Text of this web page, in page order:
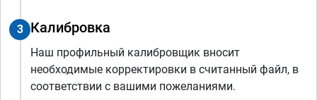
3 Калибровка
Наш профильный калибровщик вносит
необходимые корректировки в считанный файл, в
соответствии с вашими пожеланиями.